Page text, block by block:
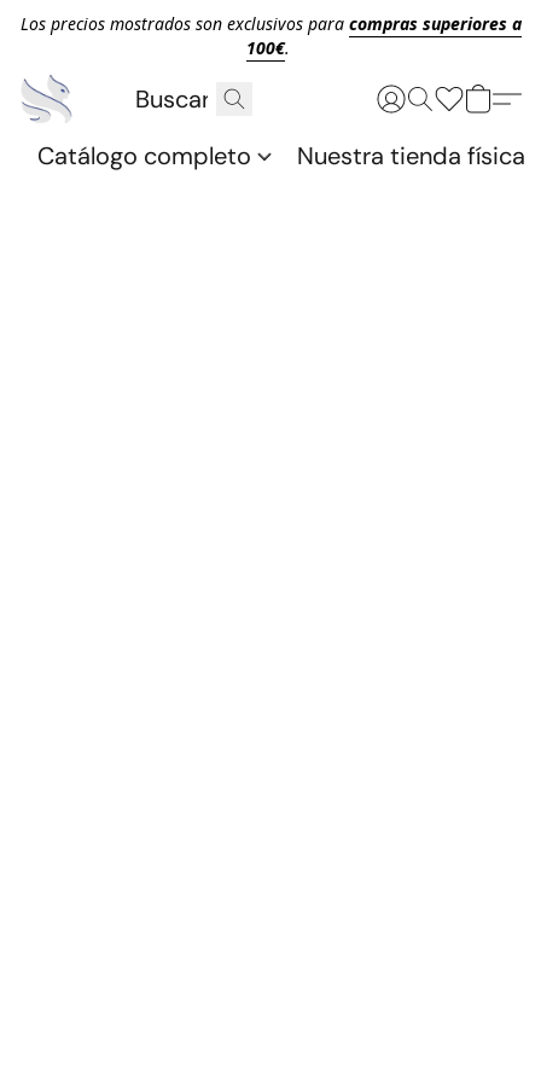
Los precios mostrados son exclusivos para compras superiores a
100€.
Catálogo completo Nuestra tienda física